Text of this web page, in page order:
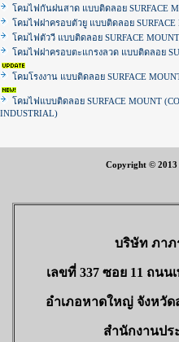
โคมไฟกันฝนสาด แบบติดลอย SURFACE
โคมไฟฝาครอบตัวยู แบบติดลอย SURFACE
โคมไฟตัววี แบบติดลอย SURFACE
โคมไฟฝาครอบตะแกรงลวด แบบติดลอย
โคมโรงงาน แบบติดลอย SURFACE
โคมไฟแบบติดลอย SURFACE MOUNT
INDUSTRIAL)
Copyright © 2013
บริษัท ภา
เลขที่ 337 ซอย 11 ถน
อำเภอหาดใหญ่ จังหวัด
สำนักงานปร